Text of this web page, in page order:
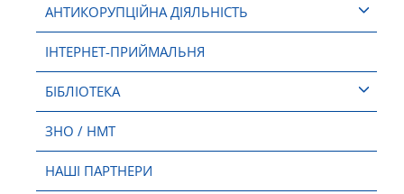
АНТИКОРУПЦІЙНА ДІЯЛЬНІСТЬ
ІНТЕРНЕТ-ПРИЙМАЛЬНЯ
БІБЛІОТЕКА
ЗНО / НМТ
НАШІ ПАРТНЕРИ